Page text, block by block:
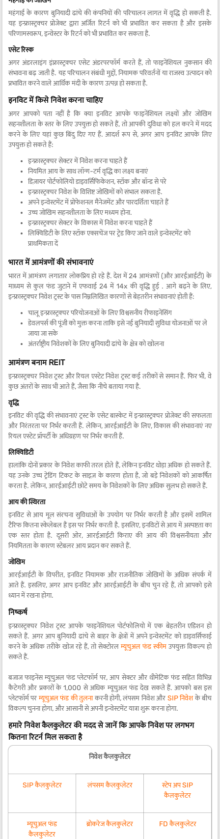
महंगाई के कारण बुनियादी ढांचे की कंपनियों की परिचालन लागत में वृद्धि हो सकती है.
यह इन्फ्रास्ट्रक्चर प्रोजेक्ट द्वारा अर्जित रिटर्न को भी प्रभावित कर सकता है और इसके
परिणामस्वरूप, इन्वेस्टर के रिटर्न को भी प्रभावित कर सकता है.
एसेट रिस्क
अगर अंडरलाइंग इंफ्रास्ट्रक्चर एसेट अंडरपरफॉर्म करते हैं, तो फाइनेंशियल नुकसान की
संभावना बढ़ जाती है. यह परिचालन संबंधी मुद्दों, नियामक परिवर्तनों या राजस्व उत्पादन को
प्रभावित करने वाले आर्थिक मंदी के कारण उत्पन्न हो सकता है.
इनविट में किसे निवेश करना चाहिए
अगर आपको पता नहीं है कि क्या इनविट आपके फाइनेंशियल लक्ष्यों और जोखिम
सहनशीलता के स्तर के लिए उपयुक्त हो सकते हैं, तो आपकी दुविधा को हल करने में मदद
करने के लिए यहां कुछ बिंदु दिए गए हैं. आदर्श रूप से, अगर आप इनविट आपके लिए
उपयुक्त हो सकते हैं:
इन्फ्रास्ट्रक्चर सेक्टर में निवेश करना चाहते हैं
नियमित आय के साथ लॉन्ग-टर्म वृद्धि का लक्ष्य बनाएं
डिज़ायर पोर्टफोलियो डाइवर्सिफिकेशन, स्टॉक और बॉन्ड से परे
इन्फ्रास्ट्रक्चर निवेश के विशिष्ट जोखिमों को संभाल सकता है.
अपने इन्वेस्टमेंट में प्रोफेशनल मैनेजमेंट और पारदर्शिता चाहते हैं
उच्च जोखिम सहनशीलता के लिए मध्यम होना.
इन्फ्रास्ट्रक्चर सेक्टर के विकास में निवेश करना चाहते हैं
लिक्विडिटी के लिए स्टॉक एक्सचेंज पर ट्रेड किए जाने वाले इन्वेस्टमेंट को
प्राथमिकता दें
भारत में आमंत्रणों की संभावनाएं
भारत में आमंत्रण लगातार लोकप्रिय हो रहे हैं. देश में 24 आमंत्रणों (और आरईआईटी) के
माध्यम से कुल फंड जुटाने में एफवाई 24 में 14x की वृद्धि हुई . आगे बढ़ने के लिए,
इन्फ्रास्ट्रक्चर निवेश ट्रस्ट के पास निम्नलिखित कारणों से बेहतरीन संभावनाएं होती हैं:
चालू इन्फ्रास्ट्रक्चर परियोजनाओं के लिए विश्वसनीय रीफाइनेंसिंग
डेवलपर्स की पूंजी को मुक्त करना ताकि इसे नई बुनियादी सुविधा योजनाओं पर ले
जाया जा सके
अंतर्राष्ट्रीय निवेशकों के लिए बुनियादी ढांचे के क्षेत्र को खोलना
आमंत्रण बनाम REIT
इन्फ्रास्ट्रक्चर निवेश ट्रस्ट और रियल एस्टेट निवेश ट्रस्ट कई तरीकों से समान हैं. फिर भी, वे
कुछ अंतरों के साथ भी आते हैं, जैसा कि नीचे बताया गया है.
वृद्धि
इनविट की वृद्धि की संभावनाएं ट्रस्ट के एसेट बास्केट में इन्फ्रास्ट्रक्चर प्रोजेक्ट की सफलता
और निरंतरता पर निर्भर करती हैं. लेकिन, आरईआईटी के लिए, विकास की संभावनाएं नए
रियल एस्टेट प्रॉपर्टी के अधिग्रहण पर निर्भर करती हैं.
लिक्विडिटी
हालांकि दोनों प्रकार के निवेश काफी तरल होते हैं, लेकिन इनविट थोड़ा अधिक हो सकते हैं.
यह उनके उच्च ट्रेडिंग टिकट के साइज़ के कारण होता है, जो बड़े निवेशकों को आकर्षित
करता है. लेकिन, आरईआईटी छोटे समय के निवेशकों के लिए अधिक सुलभ हो सकते हैं.
आय की स्थिरता
इनविट से आय मूल संरचना सुविधाओं के उपयोग पर निर्भर करती है और इसमें शामिल
टैरिफ कितना स्केलेबल हैं इस पर निर्भर करती है. इसलिए, इनविटों से आय में अस्पष्टता का
एक स्तर होता है. दूसरी ओर, आरईआईटी किराए की आय की विश्वसनीयता और
नियमितता के कारण स्टेबलर आय प्रदान कर सकते हैं.
जोखिम
आरईआईटी के विपरीत, इनविट नियामक और राजनीतिक जोखिमों के अधिक संपर्क में
आते हैं. इसलिए, अगर आप इनविट और आरईआईटी के बीच चुन रहे हैं, तो आपको इसे
ध्यान में रखना होगा.
निष्कर्ष
इन्फ्रास्ट्रक्चर निवेश ट्रस्ट आपके फाइनेंशियल पोर्टफोलियो में एक बेहतरीन एडिशन हो
सकते हैं. अगर आप बुनियादी ढांचे से बाहर के क्षेत्रों में अपने इन्वेस्टमेंट को डाइवर्सिफाई
करने के अधिक तरीके खोज रहे हैं, तो सेक्टोरलम्यूचुअल फंड स्कीम उपयुक्त विकल्प हो
सकते हैं.
बजाज फाइनेंस म्यूचुअल फंड प्लेटफॉर्म पर, आप सेक्टर और थीमेटिक फंड सहित विभिन्न
कैटेगरी और प्रकारों के 1,000 से अधिक म्यूचुअल फंड देख सकते हैं. आपको बस इस
प्लेटफॉर्म परम्यूचुअल फंड की तुलनाकरनी होगी, लंपसम निवेश और SIP निवेशके बीच
विकल्प चुनना होगा, और आसानी से अपनी इन्वेस्टमेंट यात्रा शुरू करना होगा.
हमारे निवेश कैलकुलेटर की मदद से जानें कि आपके निवेश पर लगभग
कितना रिटर्न मिल सकता है
निवेश कैलकुलेटर
SIP कैलकुलेटर लंपसम कैलकुलेटर
स्टेप अप SIP
कैलकुलेटर
म्यूचुअल फंड
कैलकुलेटर
ब्रोकरेज कैलकुलेटर FD कैलकुलेटर